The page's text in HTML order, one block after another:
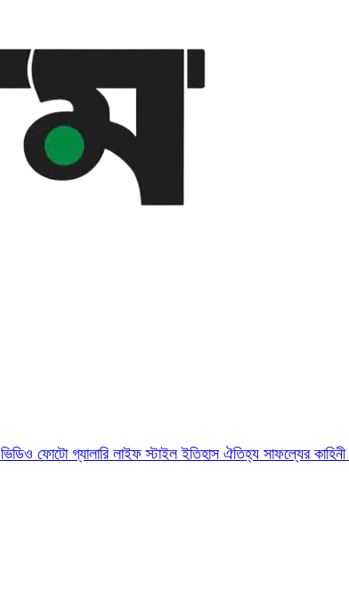
ভিডিও ফোটো গ্যালারি লাইফ স্টাইলইতিহাস ঐতিহ্য সাফল্যের কাহিনী